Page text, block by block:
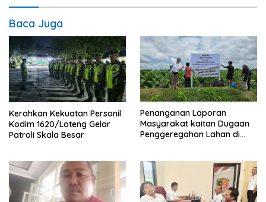
Baca Juga
Kerahkan Kekuatan Personil
Kodim 1620/Loteng Gelar
Patroli Skala Besar
Penanganan Laporan
Masyarakat kaitan Dugaan
Penggeregahan Lahan di